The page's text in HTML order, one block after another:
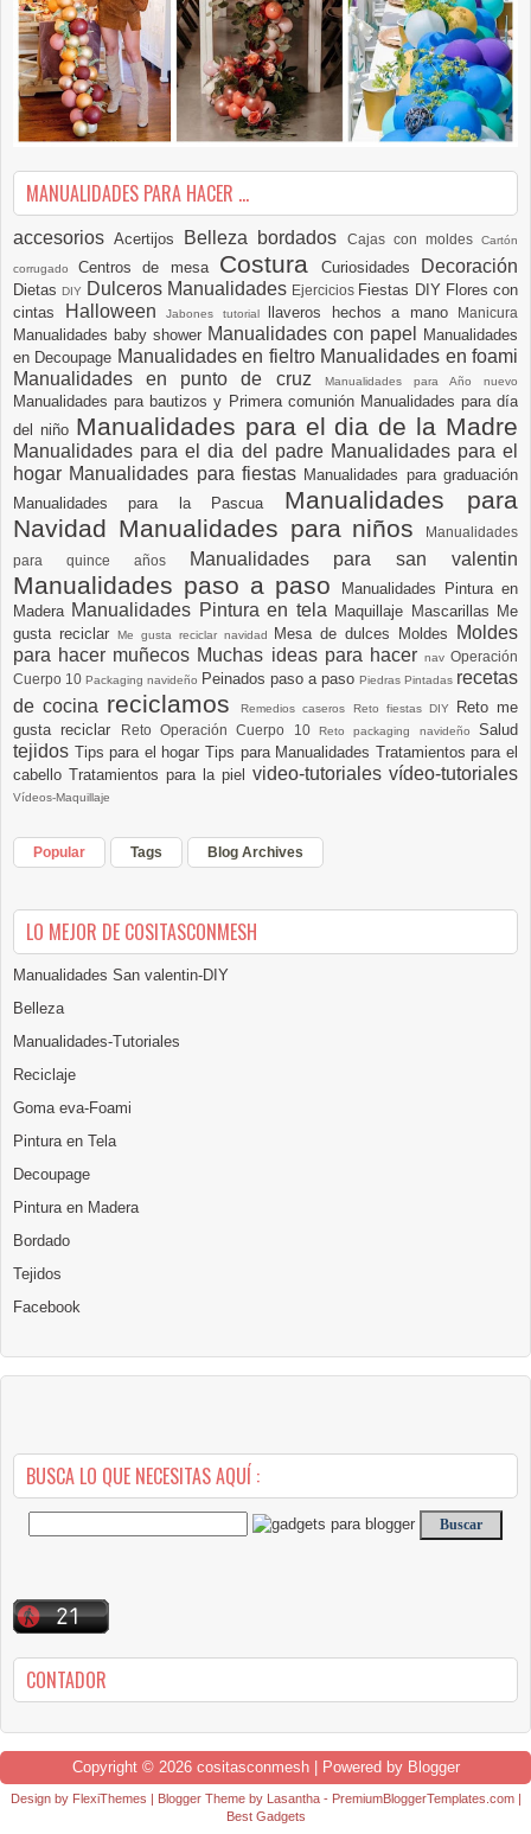
MANUALIDADES PARA HACER ...
accesoriosAcertijos Belleza bordados Cajas con moldesCartón
corrugadoCentros de mesa Costura Curiosidades Decoración
DietasDIY Dulceros Manualidades Ejercicios Fiestas DIY Flores con
cintas
Halloween Jabones tutorial llaveros hechos a mano Manicura
Manualidades baby shower Manualidades con papel
Manualidades
en Decoupage Manualidades en fieltro Manualidades en foami
Manualidades en punto de cruz
Manualidades para Año nuevo
Manualidades para bautizos y Primera comunión Manualidades para día
del niño Manualidades para el dia de la Madre
Manualidades para el dia del padre Manualidades para el
hogar Manualidades para fiestas Manualidades para graduación
Manualidades para la Pascua Manualidades para
Navidad Manualidades para niños
Manualidades
para quince años
Manualidades para san valentin
Manualidades paso a paso
Manualidades Pintura en
Madera Manualidades Pintura en tela Maquillaje Mascarillas Me
gusta reciclar
Me gusta reciclar navidad Mesa de dulces Moldes
Moldes
para hacer muñecos Muchas ideas para hacer nav Operación
Cuerpo 10 Packaging navideño Peinados paso a paso Piedras Pintadas recetas
de cocina reciclamosRemedios caseros Reto fiestas DIY
Reto me
gusta reciclar
Reto Operación Cuerpo 10Reto packaging navideñoSalud
tejidos Tips para el hogarTips para Manualidades Tratamientos para el
cabello Tratamientos para la piel video-tutoriales vídeo-tutoriales
Vídeos-Maquillaje
Popular Tags Blog Archives
LO MEJOR DE COSITASCONMESH
Manualidades San valentin-DIY
Belleza
Manualidades-Tutoriales
Reciclaje
Goma eva-Foami
Pintura en Tela
Decoupage
Pintura en Madera
Bordado
Tejidos
Facebook
BUSCA LO QUE NECESITAS AQUÍ :
CONTADOR
Copyright © 2026 cositasconmesh| Powered by Blogger
Design by FlexiThemes | Blogger Theme by Lasantha- PremiumBloggerTemplates.com|
Best Gadgets